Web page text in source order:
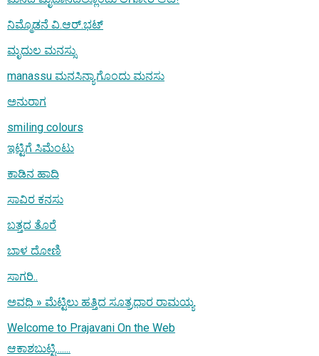
ನಿಮ್ಮೊಡನೆ ವಿ.ಆರ್.ಭಟ್
ಮೃದುಲ ಮನಸ್ಸು
manassu ಮನಸಿನ್ಯಾಗೊಂದು ಮನಸು
ಅನುರಾಗ
smiling colours
ಇಟ್ಟಿಗೆ ಸಿಮೆಂಟು
ಕಾಡಿನ ಹಾದಿ
ಸಾವಿರ ಕನಸು
ಬತ್ತದ ತೊರೆ
ಬಾಳ ದೋಣಿ
ಸಾಗರಿ..
ಅವಧಿ » ಮೆಟ್ಟಿಲು ಹತ್ತಿದ ಸೂತ್ರಧಾರ ರಾಮಯ್ಯ
Welcome to Prajavani On the Web
ಆಕಾಶಬುಟ್ಟಿ.......